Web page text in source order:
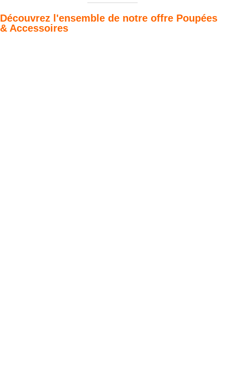
Découvrez l'ensemble de notre offre Poupées
& Accessoires